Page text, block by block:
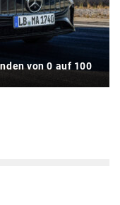
von 0 auf 100